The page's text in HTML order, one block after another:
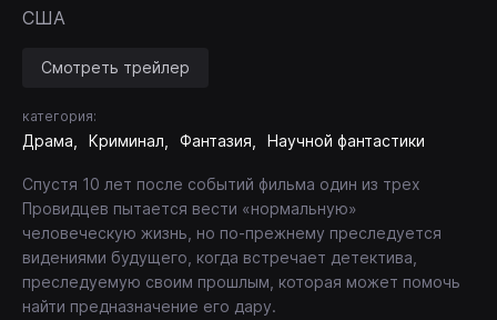
США
Смотреть трейлер
категория:
Драма Криминал Фантазия Научной фантастики
Спустя 10 лет после событий фильма один из трех
Провидцев пытается вести «нормальную»
человеческую жизнь, но по-прежнему преследуется
видениями будущего, когда встречает детектива,
преследуемую своим прошлым, которая может помочь
найти предназначение его дару.